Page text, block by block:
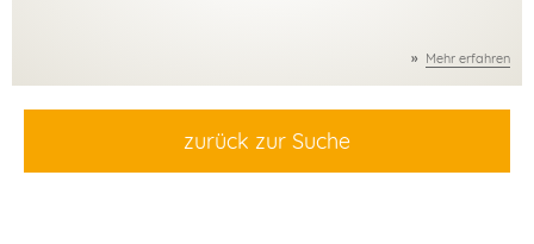
Mehr erfahren
zurück zur Suche